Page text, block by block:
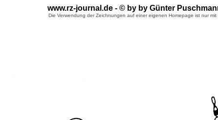
www.rz-journal.de - © by by Günter
Die Verwendung der Zeichnungen auf einer eigenen Homepage ist nur